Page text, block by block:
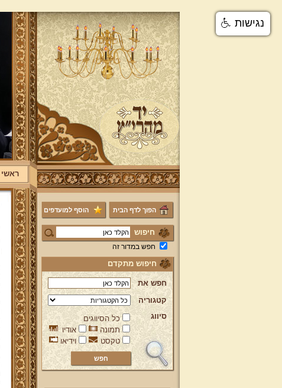
ראשי
הפוך לדף הבית הוסף למועדפים
חיפוש
חפש במדור זה
חיפוש מתקדם
חפש את
קטגוריה
סיווג
כל הסיווגים
תמונה
אודיו
טקסט
וידיאו
נגישות